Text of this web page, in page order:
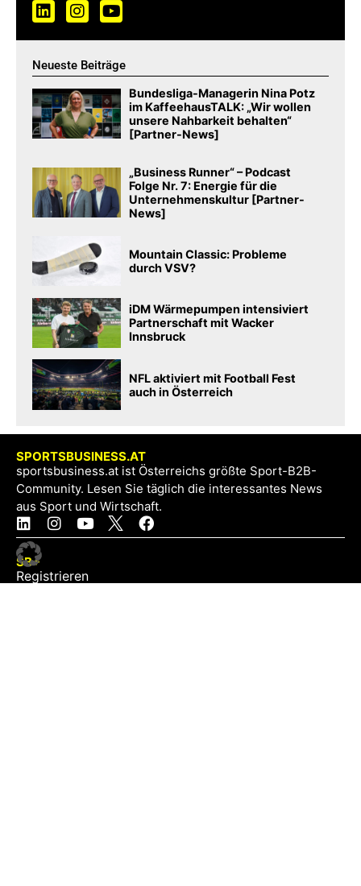
Neueste Beiträge
Bundesliga-Managerin Nina Potz
im KaffeehausTALK: „Wir wollen
unsere Nahbarkeit behalten“
[Partner-News]
„Business Runner“ – Podcast
Folge Nr. 7: Energie für die
Unternehmenskultur [Partner-
News]
Mountain Classic: Probleme
durch VSV?
iDM Wärmepumpen intensiviert
Partnerschaft mit Wacker
Innsbruck
NFL aktiviert mit Football Fest
auch in Österreich
SPORTSBUSINESS.AT
sportsbusiness.at ist Österreichs größte Sport-B2B-
Community. Lesen Sie täglich die interessantes News
aus Sport und Wirtschaft.
SB+
Registrieren